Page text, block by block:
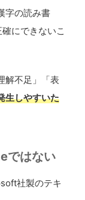
字の読み書
にできないこ
解不足」「表
生しやすいた
ではない
社製のテキ